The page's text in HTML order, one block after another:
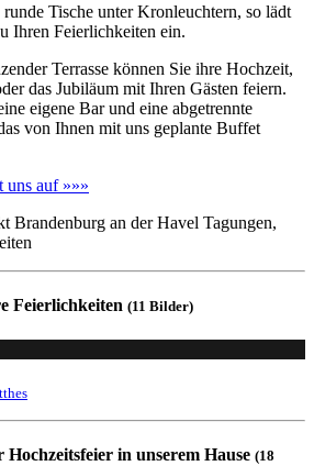
Tische unter Kronleuchtern, so lädt
Ihren Feierlichkeiten ein.
Terrasse können Sie ihre Hochzeit,
das Jubiläum mit Ihren Gästen feiern.
eigene Bar und eine abgetrennte
von Ihnen mit uns geplante Buffet
uns auf »»»
Feierlichkeiten (11 Bilder)
Hochzeitsfeier in unserem Hause (18